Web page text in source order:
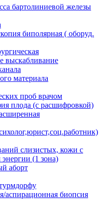
бартолиниевой железы
биполярная ( оборуд.
выскабливание
материала
проб врачом
плода (с расшифровкой)
слизистых, кожи с
(1 зона)
аборт
аспирационная биопсия